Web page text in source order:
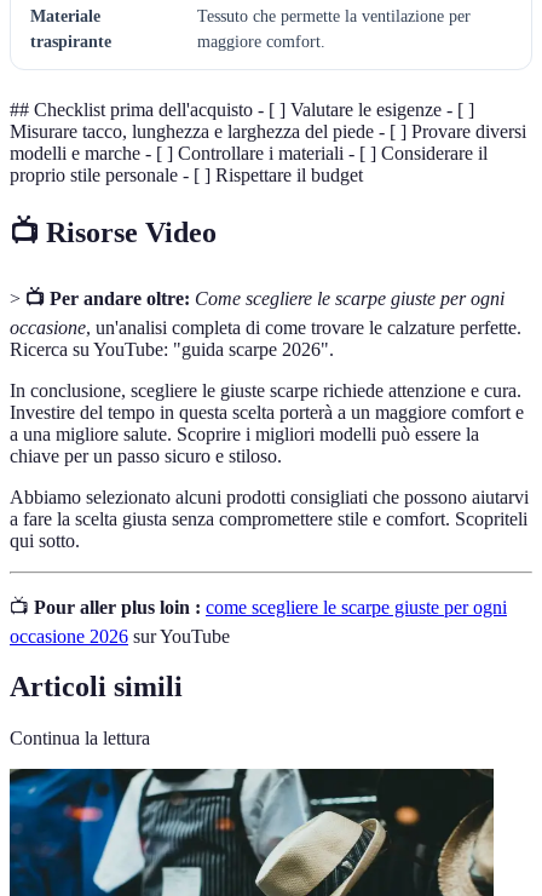
Materiale
traspirante
Tessuto che permette la ventilazione per
maggiore comfort.
## Checklist prima dell'acquisto - [ ] Valutare le esigenze - [ ]
Misurare tacco, lunghezza e larghezza del piede - [ ] Provare diversi
modelli e marche - [ ] Controllare i materiali - [ ] Considerare il
proprio stile personale - [ ] Rispettare il budget
📺 Risorse Video
> 📺 Per andare oltre: Come scegliere le scarpe giuste per ogni
occasione, un'analisi completa di come trovare le calzature perfette.
Ricerca su YouTube: "guida scarpe 2026".
In conclusione, scegliere le giuste scarpe richiede attenzione e cura.
Investire del tempo in questa scelta porterà a un maggiore comfort e
a una migliore salute. Scoprire i migliori modelli può essere la
chiave per un passo sicuro e stiloso.
Abbiamo selezionato alcuni prodotti consigliati che possono aiutarvi
a fare la scelta giusta senza compromettere stile e comfort. Scopriteli
qui sotto.
📺 Pour aller plus loin : come scegliere le scarpe giuste per ogni
occasione 2026 sur YouTube
Articoli simili
Continua la lettura